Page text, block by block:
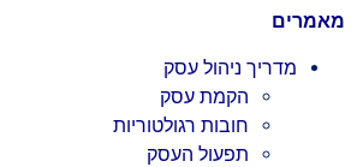
מאמרים
מדריך ניהול עסק
הקמת עסק
חובות רגולטוריות
תפעול העסק